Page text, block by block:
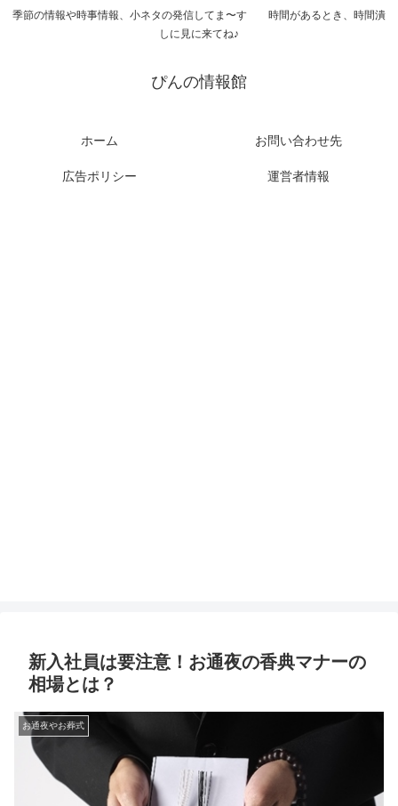
季節の情報や時事情報、小ネタの発信してま〜す 時間があるとき、時間潰
しに見に来てね♪
ぴんの情報館
ホーム お問い合わせ先
広告ポリシー 運営者情報
新入社員は要注意！お通夜の香典マナーの
相場とは？
お通夜やお葬式